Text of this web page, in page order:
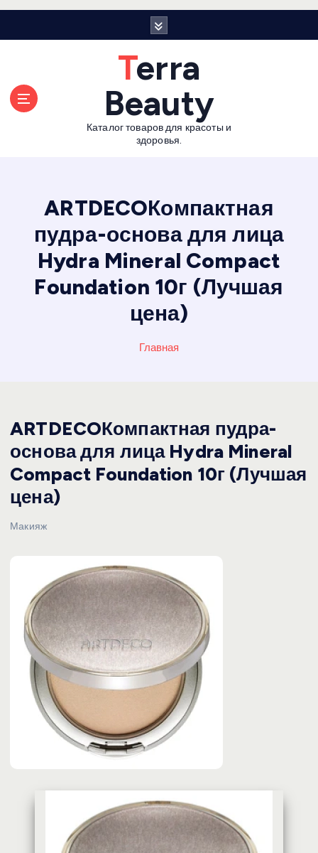
Terra
Beauty
Каталог товаров для красоты и
здоровья.
ARTDECOКомпактная
пудра-основа для лица
Hydra Mineral Compact
Foundation 10г (Лучшая
цена)
Главная
ARTDECOКомпактная пудра-
основа для лица Hydra Mineral
Compact Foundation 10г (Лучшая
цена)
Макияж